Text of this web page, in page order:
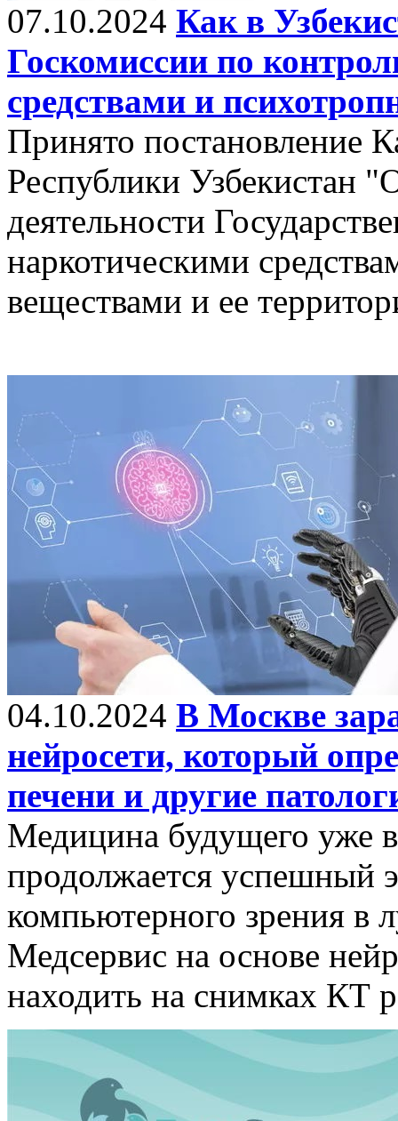
07.10.2024 Как в
Госкомиссии по
средствами и
Принято постановление
Республики Узбекистан
деятельности
наркотическими
веществами и ее
04.10.2024 В Москве
нейросети, который
печени и другие
Медицина будущего уже
продолжается успешный
компьютерного зрения в
Медсервис на основе
находить на снимках КТ